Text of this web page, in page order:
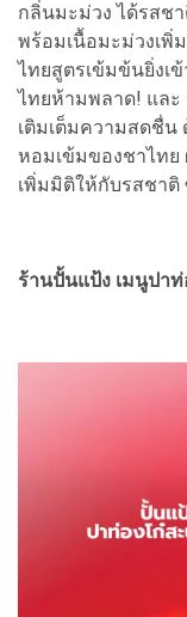
กลิ่นมะม่วง ได้รสช
พร้อมเนื้อมะม่วงเพิ่
ไทยสูตรเข้มข้นยิ่งเ
ไทยห้ามพลาด! และ
เติมเต็มความสดชื่น
หอมเข้มของชาไทย
เพิ่มมิติให้กับรสชาติ
ร้านปั้นแป้ง เมนูปา